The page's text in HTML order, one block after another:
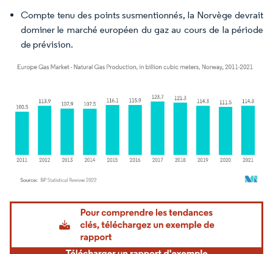
Compte tenu des points susmentionnés, la Norvège devrait
dominer le marché européen du gaz au cours de la période
de prévision.
Image © Mordor Intelligence. La réutilisation nécessite une attribution sous CC BY